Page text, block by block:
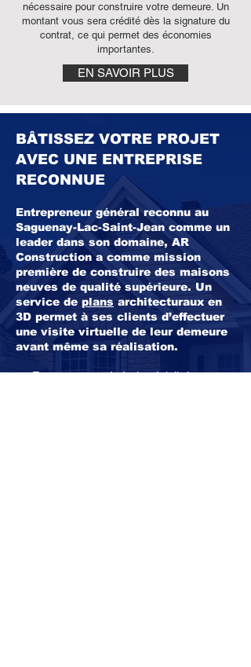
nécessaire pour construire votre demeure. Un
montant vous sera crédité dès la signature du
contrat, ce qui permet des économies
importantes.
EN SAVOIR PLUS
BÂTISSEZ VOTRE PROJET
AVEC UNE ENTREPRISE
RECONNUE
Entrepreneur général reconnu au
Saguenay-Lac-Saint-Jean comme un
leader dans son domaine, AR
Construction a comme mission
première de construire des maisons
neuves de qualité supérieure. Un
service de plans architecturaux en
3D permet à ses clients d’effectuer
une visite virtuelle de leur demeure
avant même sa réalisation.
-> Entrepreneur général spécialisé en